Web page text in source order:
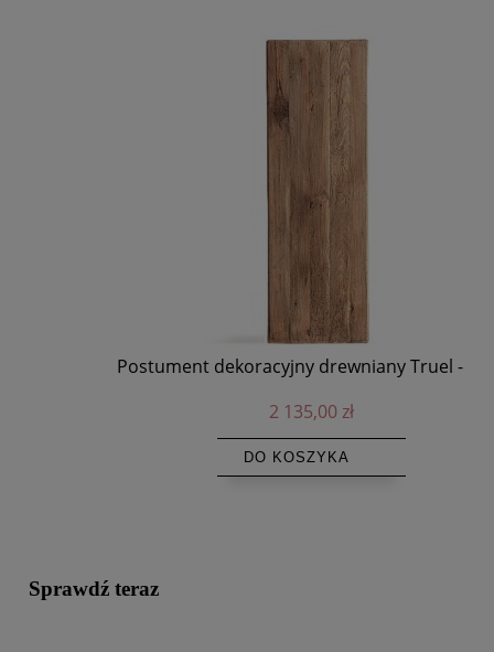
Postument dekoracyjny drewniany Truel - Vical
2 135,00 zł
DO KOSZYKA
Sprawdź teraz